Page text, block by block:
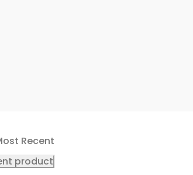
Recent
product